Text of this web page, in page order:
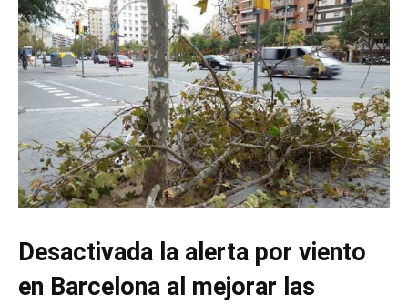
Desactivada la alerta por viento
en Barcelona al mejorar las